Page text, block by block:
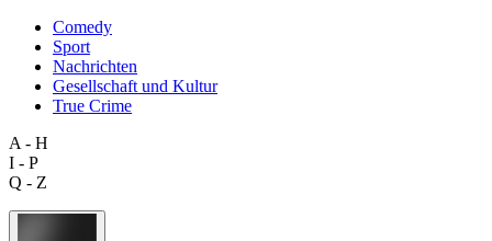
Comedy
Sport
Nachrichten
Gesellschaft und Kultur
True Crime
A - H
I - P
Q - Z